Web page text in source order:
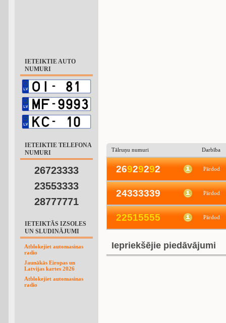
IETEIKTIE AUTO
NUMURI
IETEIKTIE TELEFONA
NUMURI
26723333
23553333
28777771
IETEIKTĀS IZSOLES
UN SLUDINĀJUMI
Atblokejiet automasinas
radio
Jaunākās Eiropas un
Latvijas kartes 2026
Atblokejiet automasinas
radio
Tālruņu numuri Darbība
26929292 Pārdod
24333339 Pārdod
22515555 Pārdod
Iepriekšējie piedāvājumi